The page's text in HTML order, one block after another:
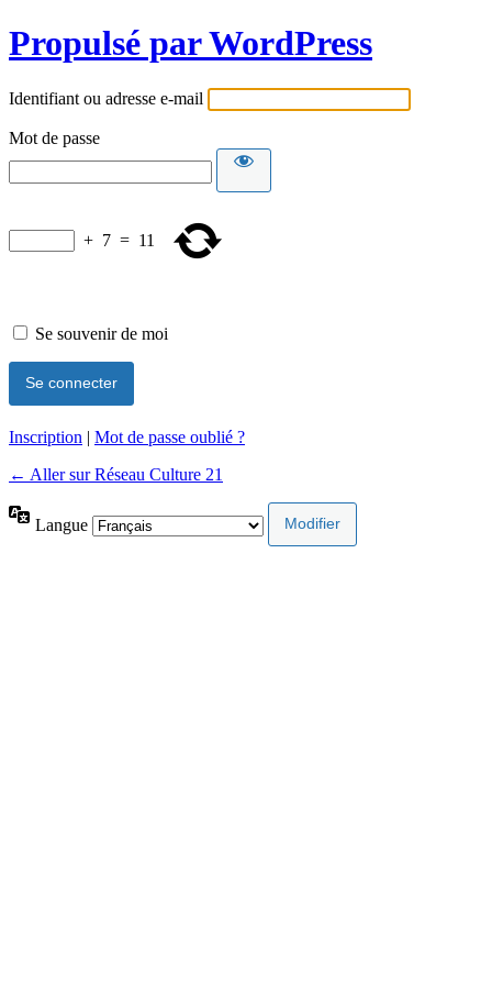
Propulsé par WordPress
Identifiant ou adresse e-mail
Mot de passe
+ 7 = 11
Se souvenir de moi
Inscription | Mot de passe oublié ?
← Aller sur Réseau Culture 21
Langue